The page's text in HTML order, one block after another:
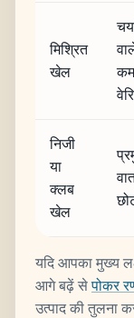
मिश्रित
खेल
निजी
या
क्लब
खेल
यदि आपका मुख्य
आगे बढ़ें सेपोकर
उत्पाद की तुलना